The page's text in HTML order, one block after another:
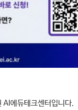
AI에듀테크센터입니다.